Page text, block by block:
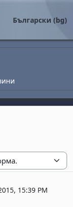
Български ‎(bg)‎
15:39 PM